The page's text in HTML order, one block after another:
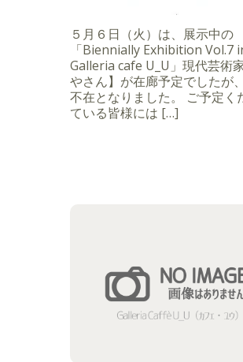
５月６日（火）は、展示中の
「Biennially Exhibition Vol.7
Galleria cafe U_U」現代芸術
やさん】が在廊予定でしたが
不在となりました。 ご予定く
ている皆様には […]